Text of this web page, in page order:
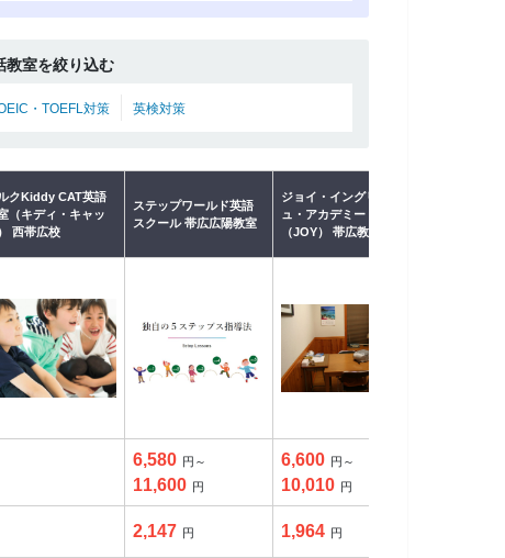
教室を絞り込む
・TOEFL対策 英検対策
クKiddy CAT英語
（キディ・キャッ
西帯広校
ステップワールド英語
スクール 帯広広陽教室
ジョイ・イングリッシ
ュ・アカデミー
（JOY） 帯広教室
6,580 円～
11,600 円
6,600 円～
10,010 円
2,147 円 1,964 円